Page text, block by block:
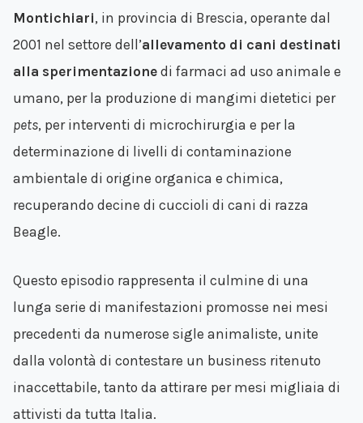
Montichiari, in provincia di Brescia, operante dal
2001 nel settore dell’allevamento di cani destinati
alla sperimentazione di farmaci ad uso animale e
umano, per la produzione di mangimi dietetici per
pets, per interventi di microchirurgia e per la
determinazione di livelli di contaminazione
ambientale di origine organica e chimica,
recuperando decine di cuccioli di cani di razza
Beagle.
Questo episodio rappresenta il culmine di una
lunga serie di manifestazioni promosse nei mesi
precedenti da numerose sigle animaliste, unite
dalla volontà di contestare un business ritenuto
inaccettabile, tanto da attirare per mesi migliaia di
attivisti da tutta Italia.